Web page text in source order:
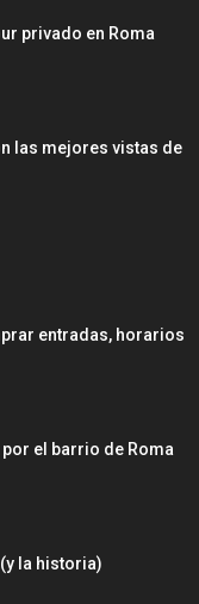
privado en Roma
las mejores vistas de
entradas, horarios
el barrio de Roma
la historia)